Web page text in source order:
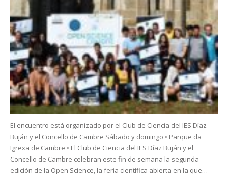
El encuentro está organizado por el Club de Ciencia del IES Díaz
Buján y el Concello de Cambre Sábado y domingo • Parque da
Igrexa de Cambre • El Club de Ciencia del IES Díaz Buján y el
Concello de Cambre celebran este fin de semana la segunda
edición de la Open Science, la feria científica abierta en la que…